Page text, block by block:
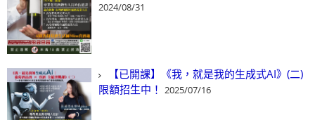
2024/08/31
【已開課】《我，就是我的生成式AI》(二)
限額招生中！ 2025/07/16